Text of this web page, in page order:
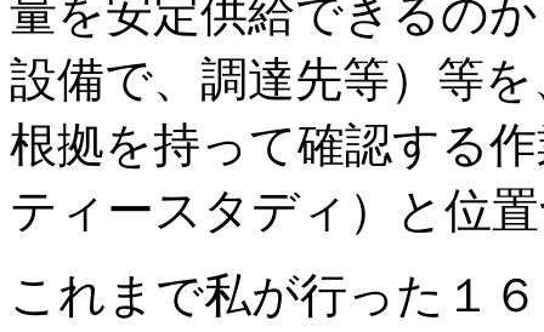
量を安定供給できるの
設備で、調達先等）等
根拠を持って確認する
ティースタディ）と位
これまで私が行った１